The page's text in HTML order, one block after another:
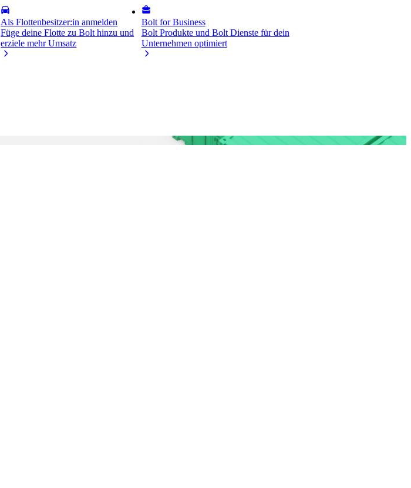
Als Flottenbesitzer:in anmelden
Füge deine Flotte zu Bolt hinzu und
erziele mehr Umsatz
Bolt for Business
Bolt Produkte und Bolt Dienste für dein
Unternehmen optimiert